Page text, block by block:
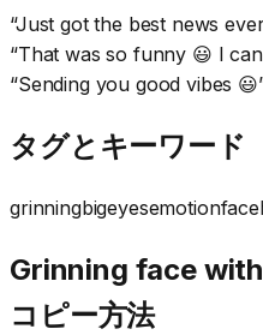
“Just got the best news
“That was so funny 😃 I
“Sending you good vibes 😃
タグとキーワード
grinningbigeyesemotionface
Grinning face
コピー方法